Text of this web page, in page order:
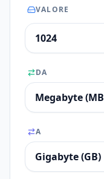
VALORE
DA
A